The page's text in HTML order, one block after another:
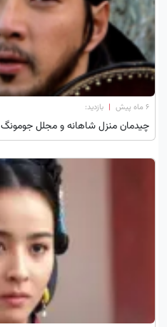
۶ ماه پیش | بازدید:
چیدمان منزل شاهانه و مجلل جومونگ